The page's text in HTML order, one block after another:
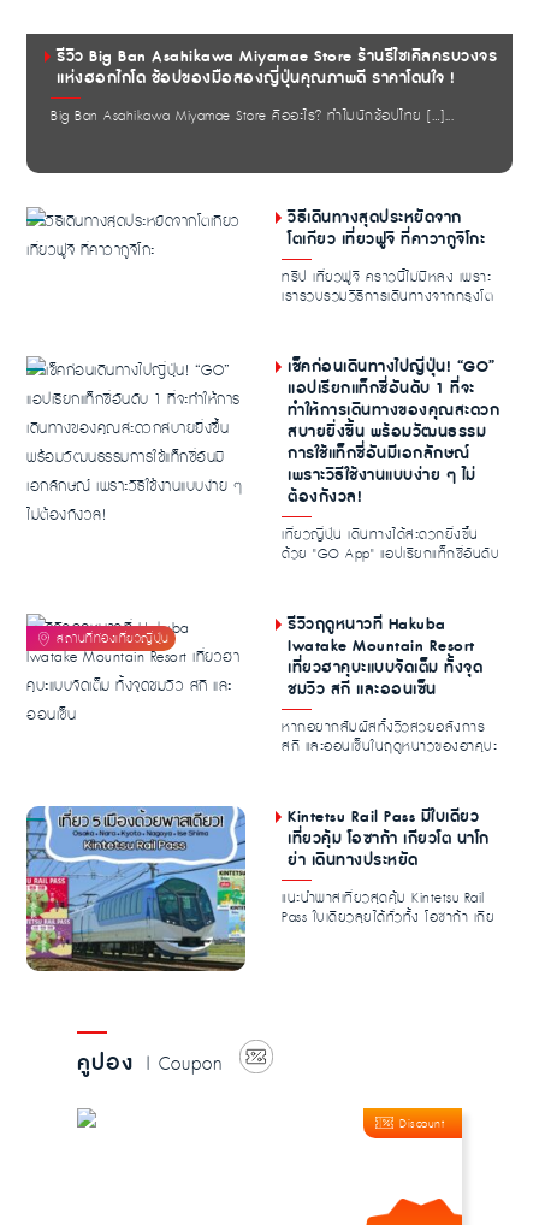
รีวิว Big Ban Asahikawa Miyamae Store ร้านรีไซเคิลครบวงจร
แห่งฮอกไกโด ช้อปของมือสองญี่ปุ่นคุณภาพดี ราคาโดนใจ !
Big Ban Asahikawa Miyamae Store คืออะไร? ทำไมนักช้อปไทย […]...
วิธีเดินทางสุดประหยัดจาก
โตเกียว เที่ยวฟูจิ ที่คาวากูจิโกะ
ทริป เที่ยวฟูจิ คราวนี้ไม่มีหลง เพราะ
เรารวบรวมวิธีการเดินทางจากกรุงโต
เช็คก่อนเดินทางไปญี่ปุ่น! “GO”
แอปเรียกแท็กซี่อันดับ 1 ที่จะ
ทำให้การเดินทางของคุณสะดวก
สบายยิ่งขึ้น พร้อมวัฒนธรรม
การใช้แท็กซี่อันมีเอกลักษณ์
เพราะวิธีใช้งานแบบง่าย ๆ ไม่
ต้องกังวล!
เที่ยวญี่ปุ่น เดินทางได้สะดวกยิ่งขึ้น
ด้วย "GO App" แอปเรียกแท็กซี่อันดับ
รีวิวฤดูหนาวที่ Hakuba
Iwatake Mountain Resort
เที่ยวฮาคุบะแบบจัดเต็ม ทั้งจุด
ชมวิว สกี และออนเซ็น
หากอยากสัมผัสทั้งวิวสวยอลังการ
สกี และออนเซ็นในฤดูหนาวของฮาคุบะ
Kintetsu Rail Pass มีใบเดียว
เที่ยวคุ้ม โอซาก้า เกียวโต นาโก
ย่า เดินทางประหยัด
แนะนำพาสเที่ยวสุดคุ้ม Kintetsu Rail
Pass ใบเดียวลุยได้ทั่วทั้ง โอซาก้า เกีย
คูปอง | Coupon
Discount